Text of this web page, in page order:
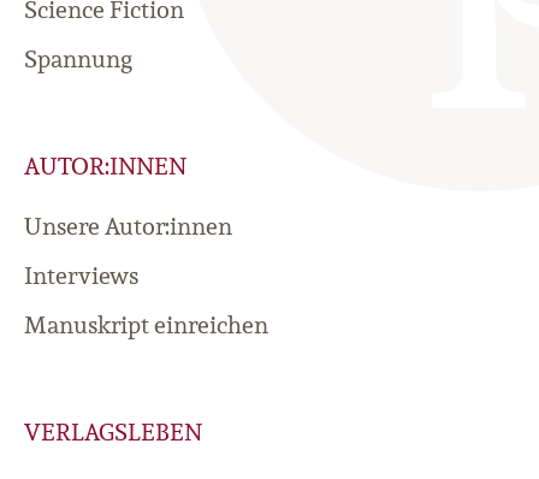
Science Fiction
Spannung
AUTOR:INNEN
Unsere Autor:innen
Interviews
Manuskript einreichen
VERLAGSLEBEN